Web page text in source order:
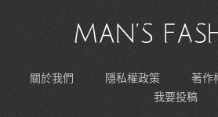
關於我們 隱私權政策 著作
我要投稿